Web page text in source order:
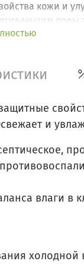
кожи и
поры
Идеальное
и
влаги в